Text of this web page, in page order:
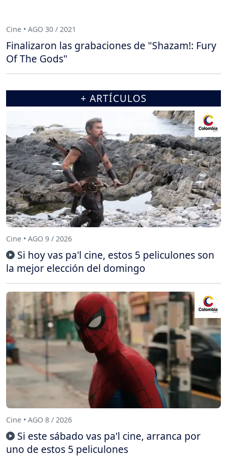
Cine • AGO 30 / 2021
Finalizaron las grabaciones de "Shazam!: Fury
Of The Gods"
+ ARTÍCULOS
Cine • AGO 9 / 2026
Si hoy vas pa'l cine, estos 5 peliculones son
la mejor elección del domingo
Cine • AGO 8 / 2026
Si este sábado vas pa'l cine, arranca por
uno de estos 5 peliculones